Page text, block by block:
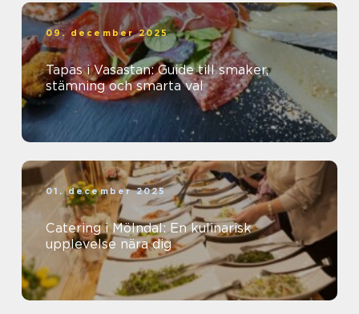
09. december 2025
Tapas i Vasastan: Guide till smaker,
stämning och smarta val
01. december 2025
Catering i Mölndal: En kulinarisk
upplevelse nära dig